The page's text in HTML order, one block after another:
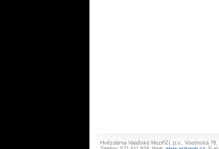
Hvězdárna Valašské Meziříčí, p.o., Vsetínská